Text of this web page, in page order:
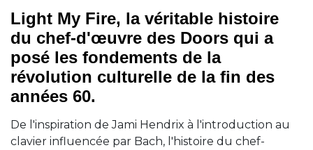
Light My Fire, la véritable histoire
du chef-d'œuvre des Doors qui a
posé les fondements de la
révolution culturelle de la fin des
années 60.
De l'inspiration de Jami Hendrix à l'introduction au
clavier influencée par Bach, l'histoire du chef-